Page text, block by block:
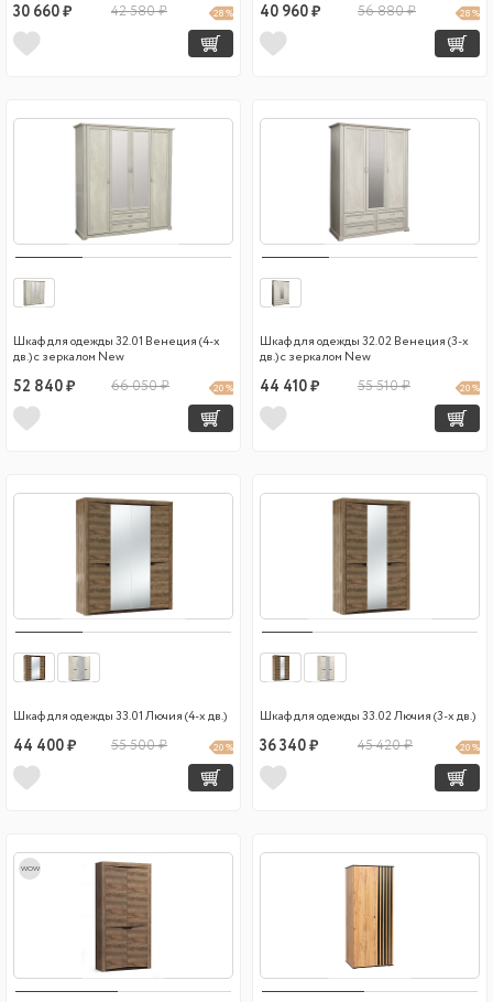
30 660 ₽ 42 580 ₽ 28 % 40 960 ₽ 56 880 ₽ 28 %
Шкаф для одежды 32.01 Венеция (4-х
дв.) с зеркалом New
52 840 ₽ 66 050 ₽ 20 %
Шкаф для одежды 32.02 Венеция (3-х
дв.) с зеркалом New
44 410 ₽ 55 510 ₽ 20 %
Шкаф для одежды 33.01 Лючия (4-х дв.)
44 400 ₽ 55 500 ₽ 20 %
Шкаф для одежды 33.02 Лючия (3-х дв.)
36 340 ₽ 45 420 ₽ 20 %
wow